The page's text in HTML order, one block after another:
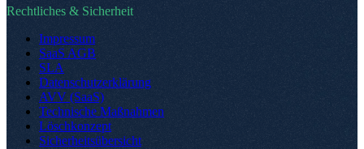
Rechtliches & Sicherheit
Impressum
SaaS AGB
SLA
Datenschutzerklärung
AVV (SaaS)
Technische Maßnahmen
Löschkonzept
Sicherheitsübersicht